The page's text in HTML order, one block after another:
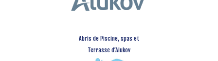
Abris de Piscine, spas et
Terrasse d’Alukov